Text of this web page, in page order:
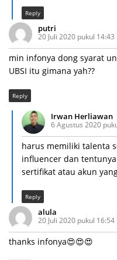
Reply
putri
20 Juli 2020 pukul 14:43
min infonya dong syarat
UBSI itu gimana yah??
Reply
Irwan Herliawan
6 Agustus 2020
harus memiliki talenta
influencer dan
sertifikat atau akun
Reply
alula
20 Juli 2020 pukul 16:54
thanks infonya😍😍😍